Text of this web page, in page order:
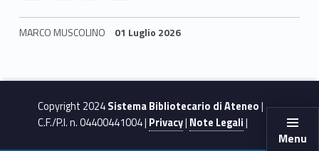
Menu
ac
e
o
o
k
w
itt
m
ai
h
ar
MARCO MUSCOLINO 01 Luglio 2026
Copyright 2024Sistema Bibliotecario di Ateneo|
C.F./P.I. n. 04400441004 | Privacy| Note Legali|